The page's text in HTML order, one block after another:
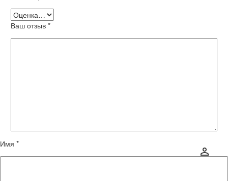
Ваш отзыв *
Имя *